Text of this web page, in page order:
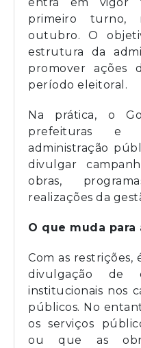
entra em vigor
primeiro turno,
outubro. O
estrutura da
promover ações
período eleitoral.
Na prática, o
prefeituras e
administração
divulgar
obras,
realizações da
O que muda para
Com as
divulgação de
institucionais nos
públicos. No
os serviços
ou que as